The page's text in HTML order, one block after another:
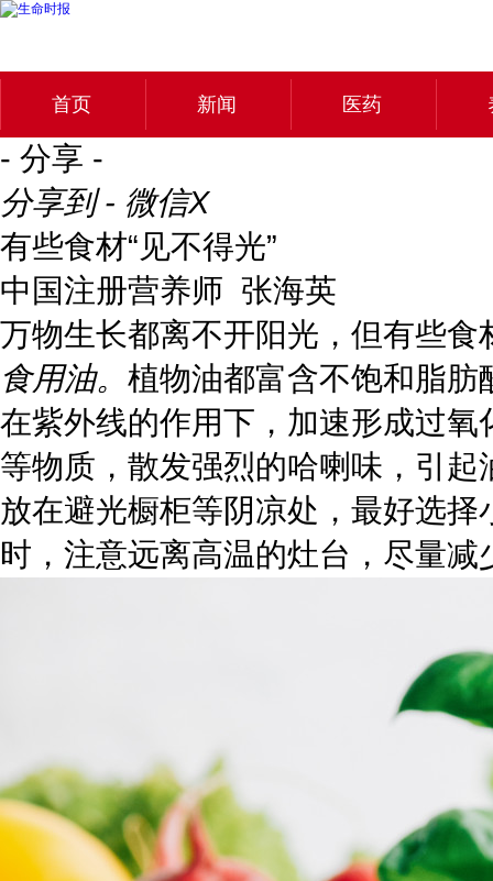
首页 新闻 医药
- 分享 -
分享到 - 微信X
有些食材“见不得光”
中国注册营养师 张海英
万物生长都离不开阳光，但有些食
食用油。 植物油都富含不饱和脂
在紫外线的作用下，加速形成过
等物质，散发强烈的哈喇味，引
放在避光橱柜等阴凉处，最好选
时，注意远离高温的灶台，尽量